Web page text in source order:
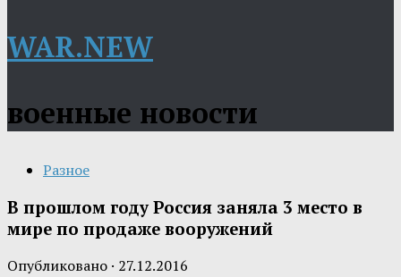
WAR.NEW
военные новости
Разное
В прошлом году Россия заняла 3 место в
мире по продаже вооружений
Опубликовано · 27.12.2016